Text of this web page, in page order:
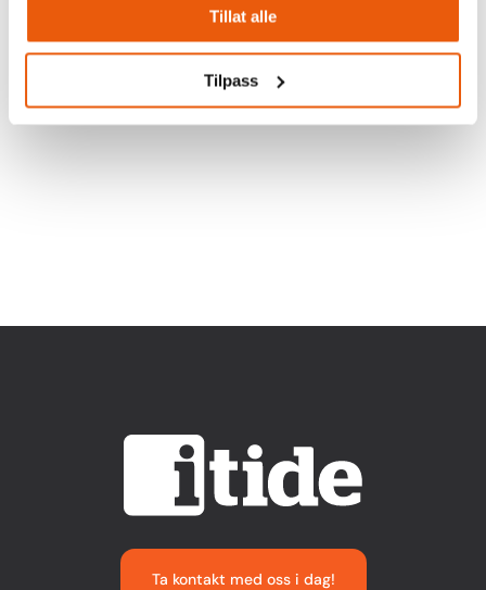
Tillat alle
Tilpass
Følg oss på sosiale medier
Ta kontakt med oss i dag!